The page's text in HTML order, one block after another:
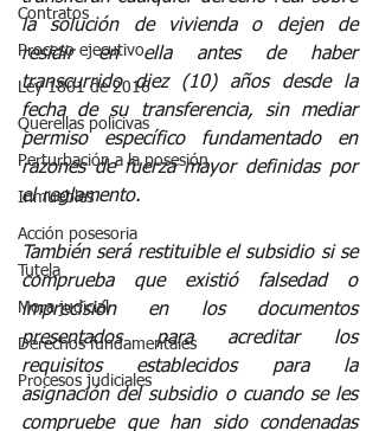
Contratos
Proceso ejecutivo
Ley 1801 de 2016
Querellas policivas
Perturbación a la posesión
Inmuebles
Acción posesoria
Tutela
Mora judicial
Derechos fundamentales
Procesos judiciales
la solución de vivienda o dejen de
residir en ella antes de haber
transcurrido diez (10) años desde la
fecha de su transferencia, sin mediar
permiso específico fundamentado en
razones de fuerza mayor definidas por
el reglamento.
También será restituible el subsidio si se
comprueba que existió falsedad o
imprecisión en los documentos
presentados para acreditar los
requisitos establecidos para la
asignación del subsidio o cuando se les
compruebe que han sido condenadas